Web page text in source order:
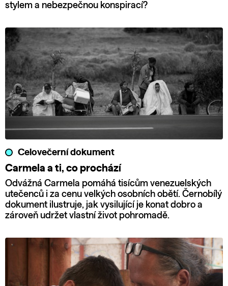
stylem a nebezpečnou konspirací?
Celovečerní dokument
Carmela a ti, co prochází
Odvážná Carmela pomáhá tisícům venezuelských
utečenců i za cenu velkých osobních obětí. Černobílý
dokument ilustruje, jak vysilující je konat dobro a
zároveň udržet vlastní život pohromadě.